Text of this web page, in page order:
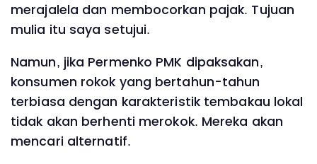
merajalela dan membocorkan pajak. Tujuan
mulia itu saya setujui.
Namun, jika Permenko PMK dipaksakan,
konsumen rokok yang bertahun-tahun
terbiasa dengan karakteristik tembakau lokal
tidak akan berhenti merokok. Mereka akan
mencari alternatif.